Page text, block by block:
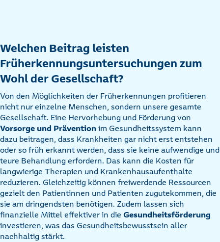
Welchen Beitrag leisten
Früherkennungsuntersuchungen zum
Wohl der Gesellschaft?
Von den Möglichkeiten der Früherkennungen profitieren
nicht nur einzelne Menschen, sondern unsere gesamte
Gesellschaft. Eine Hervorhebung und Förderung von
Vorsorge und Prävention im Gesundheitssystem kann
dazu beitragen, dass Krankheiten gar nicht erst entstehen
oder so früh erkannt werden, dass sie keine aufwendige und
teure Behandlung erfordern. Das kann die Kosten für
langwierige Therapien und Krankenhausaufenthalte
reduzieren. Gleichzeitig können freiwerdende Ressourcen
gezielt den Patientinnen und Patienten zugutekommen, die
sie am dringendsten benötigen. Zudem lassen sich
finanzielle Mittel effektiver in die Gesundheitsförderung
investieren, was das Gesundheitsbewusstsein aller
nachhaltig stärkt.